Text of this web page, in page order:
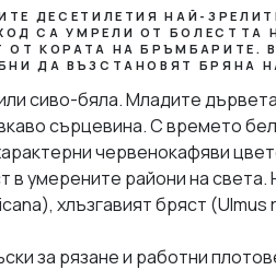
ДЕСЕТИЛЕТИЯ НАЙ-
СА УМРЕЛИ ОТ БОЛЕСТТА
КОРАТА НА БРЪМБАРИТЕ.
ДА ВЪЗСТАНОВЯТ БРЯНА
сиво-бяла. Младите
сърцевина. С времето
червенокафяви
в умерените райони на
хлъзгавият бряст
за рязане и работни